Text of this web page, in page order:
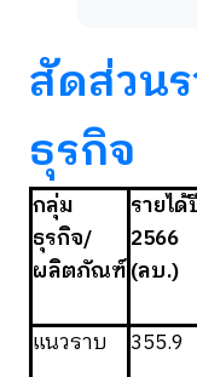
สัดส่วน
ธุรกิจ
กลุ่ม
ธุรกิจ/
ผลิตภัณฑ์
รายได้
2566
(ลบ.)
แนวราบ 355.9